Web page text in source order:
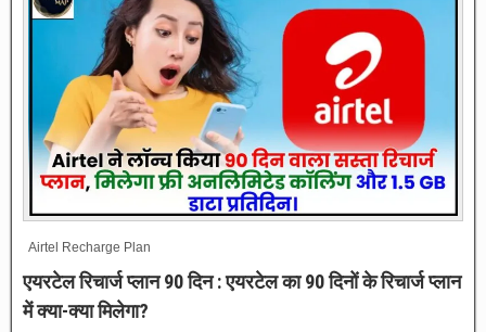
Airtel Recharge Plan
एयरटेल रिचार्ज प्लान 90 दिन : एयरटेल का 90 दिनों के रिचार्ज प्लान
में क्या-क्या मिलेगा?